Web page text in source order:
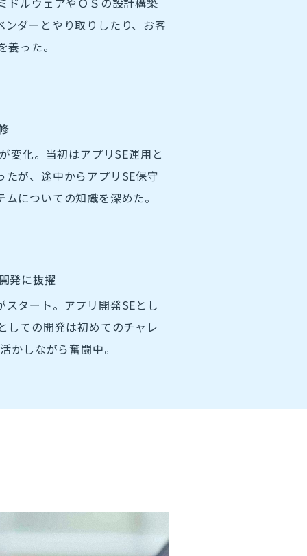
ダーとやり取りしたり、お客
った。
変化。当初はアプリSE運用と
が、途中からアプリSE保守
についての知識を深めた。
発に抜擢
タート。アプリ開発SEとし
しての開発は初めてのチャレ
かしながら奮闘中。